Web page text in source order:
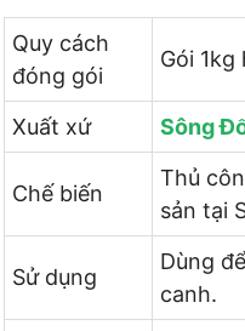
Quy cách
đóng gói
Gói
Xuất xứ Sông
Chế biến
Thủ
sản tại
Sử dụng
Dùng
canh.